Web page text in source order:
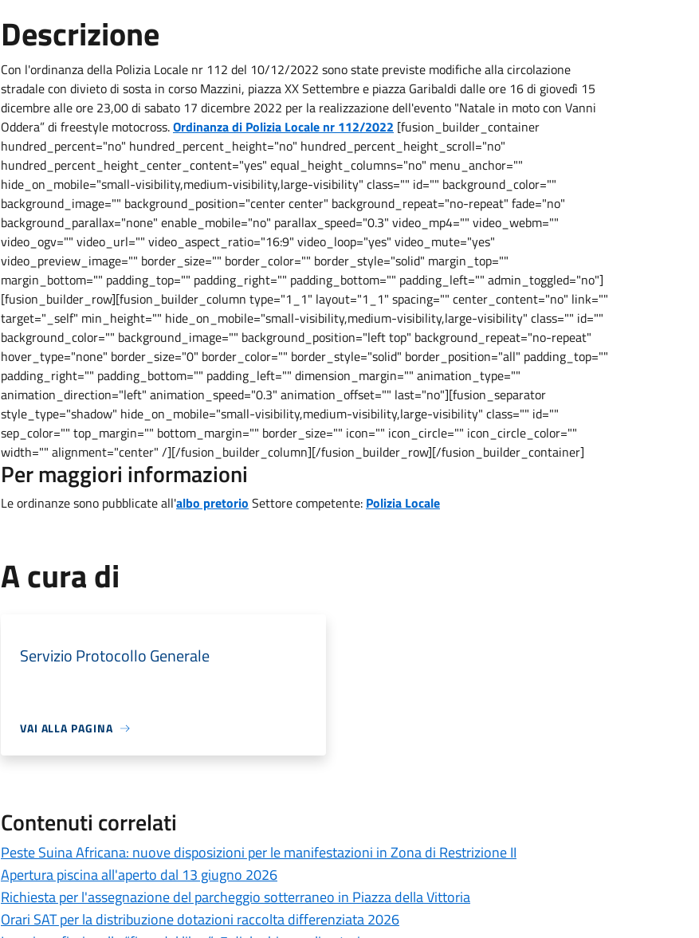
Descrizione
Con l'ordinanza della Polizia Locale nr 112 del 10/12/2022 sono state previste modifiche alla circolazione
stradale con divieto di sosta in corso Mazzini, piazza XX Settembre e piazza Garibaldi dalle ore 16 di giovedì 15
dicembre alle ore 23,00 di sabato 17 dicembre 2022 per la realizzazione dell'evento "Natale in moto con Vanni
Oddera” di freestyle motocross.Ordinanza di Polizia Locale nr 112/2022 [fusion_builder_container
hundred_percent="no" hundred_percent_height="no" hundred_percent_height_scroll="no"
hundred_percent_height_center_content="yes" equal_height_columns="no" menu_anchor=""
hide_on_mobile="small-visibility,medium-visibility,large-visibility" class="" id="" background_color=""
background_image="" background_position="center center" background_repeat="no-repeat" fade="no"
background_parallax="none" enable_mobile="no" parallax_speed="0.3" video_mp4="" video_webm=""
video_ogv="" video_url="" video_aspect_ratio="16:9" video_loop="yes" video_mute="yes"
video_preview_image="" border_size="" border_color="" border_style="solid" margin_top=""
margin_bottom="" padding_top="" padding_right="" padding_bottom="" padding_left="" admin_toggled="no"]
[fusion_builder_row][fusion_builder_column type="1_1" layout="1_1" spacing="" center_content="no" link=""
target="_self" min_height="" hide_on_mobile="small-visibility,medium-visibility,large-visibility" class="" id=""
background_color="" background_image="" background_position="left top" background_repeat="no-repeat"
hover_type="none" border_size="0" border_color="" border_style="solid" border_position="all" padding_top=""
padding_right="" padding_bottom="" padding_left="" dimension_margin="" animation_type=""
animation_direction="left" animation_speed="0.3" animation_offset="" last="no"][fusion_separator
style_type="shadow" hide_on_mobile="small-visibility,medium-visibility,large-visibility" class="" id=""
sep_color="" top_margin="" bottom_margin="" border_size="" icon="" icon_circle="" icon_circle_color=""
width="" alignment="center" /][/fusion_builder_column][/fusion_builder_row][/fusion_builder_container]
Per maggiori informazioni
Le ordinanze sono pubblicate all'albo pretorio Settore competente: Polizia Locale
A cura di
Servizio Protocollo Generale
VAI ALLA PAGINA
Contenuti correlati
Peste Suina Africana: nuove disposizioni per le manifestazioni in Zona di Restrizione II
Apertura piscina all'aperto dal 13 giugno 2026
Richiesta per l'assegnazione del parcheggio sotterraneo in Piazza della Vittoria
Orari SAT per la distribuzione dotazioni raccolta differenziata 2026